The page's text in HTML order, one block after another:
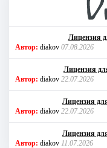
Лицензия
Автор: diakov 07.08.2026
Лицензия
Автор: diakov 22.07.2026
Лицензия
Автор: diakov 22.07.2026
Лицензия
Автор: diakov 11.07.2026